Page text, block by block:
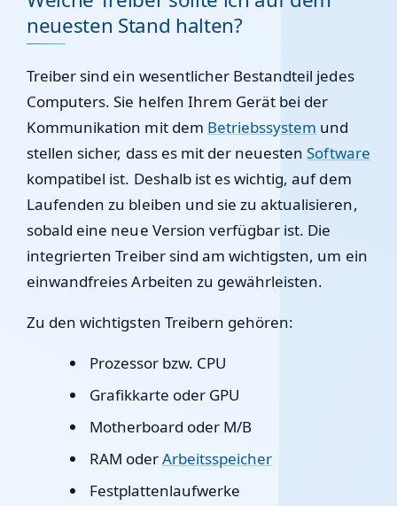
neuesten Stand halten?
Treiber sind ein wesentlicher Bestandteil jedes
Computers. Sie helfen Ihrem Gerät bei der
Kommunikation mit dem Betriebssystem und
stellen sicher, dass es mit der neuestenSoftware
kompatibel ist. Deshalb ist es wichtig, auf dem
Laufenden zu bleiben und sie zu aktualisieren,
sobald eine neue Version verfügbar ist. Die
integrierten Treiber sind am wichtigsten, um ein
einwandfreies Arbeiten zu gewährleisten.
Zu den wichtigsten Treibern gehören:
Prozessor bzw. CPU
Grafikkarte oder GPU
Motherboard oder M/B
RAM oderArbeitsspeicher
Festplattenlaufwerke